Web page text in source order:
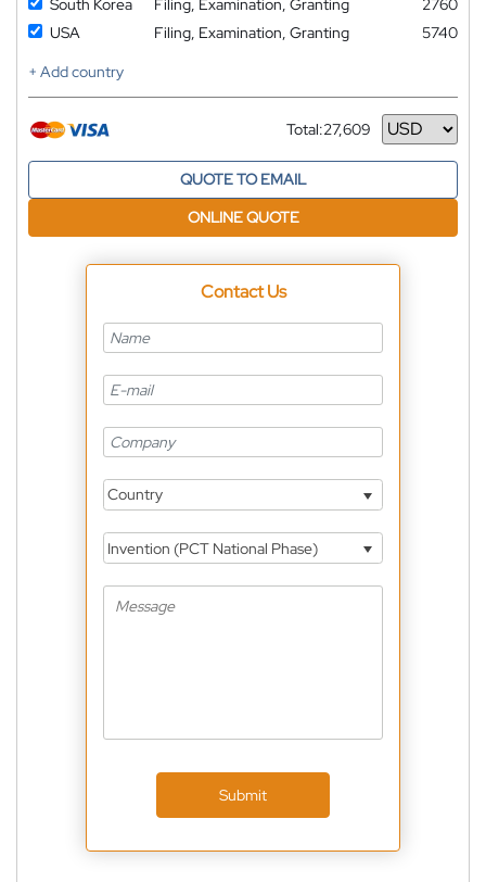
South Korea Filing, Examination, Granting
2760
USA
Filing, Examination, Granting
5740
+ Add country
Total:27,609
Currency
QUOTE TO EMAIL
ONLINE QUOTE
Contact Us
Country
Invention (PCT National Phase)
Submit